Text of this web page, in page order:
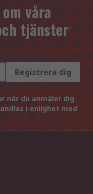
våra
tjänster
Registrera dig
när du anmäler dig
i enlighet med